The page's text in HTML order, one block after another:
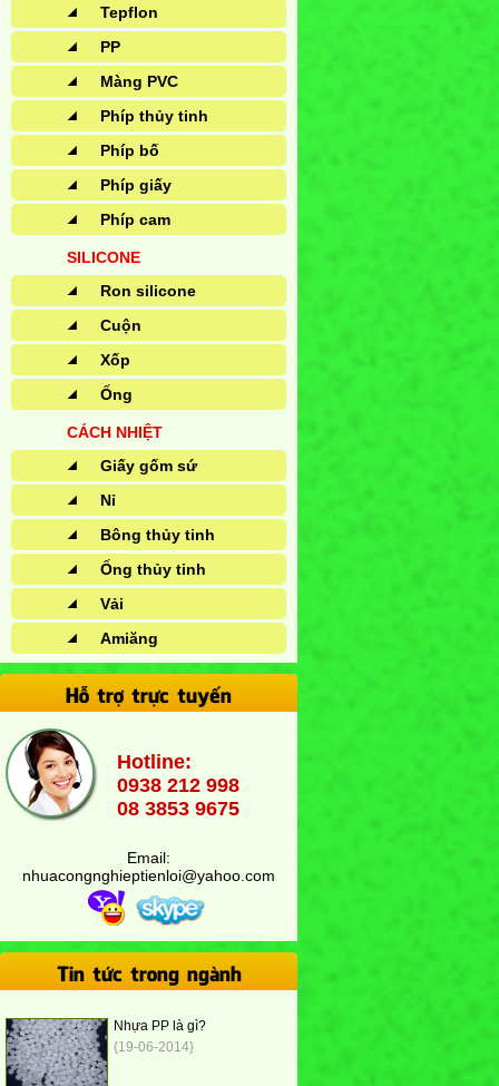
Tepflon
PP
Màng PVC
Phíp thủy tinh
Phíp bố
Phíp giấy
Phíp cam
SILICONE
Ron silicone
Cuộn
Xốp
Ống
CÁCH NHIỆT
Giấy gốm sứ
Nỉ
Bông thủy tinh
Ống thủy tinh
Vải
Amiăng
Hỗ trợ trực tuyến
Hotline:
0938 212 998
08 3853 9675
Email:
nhuacongnghieptienloi@yahoo.com
Tin tức trong ngành
Nhựa PP là gì?
{19-06-2014}